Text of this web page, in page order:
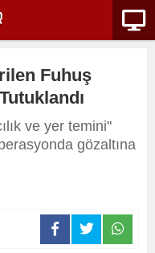
Fuhuş
ve yer temini"
gözaltına